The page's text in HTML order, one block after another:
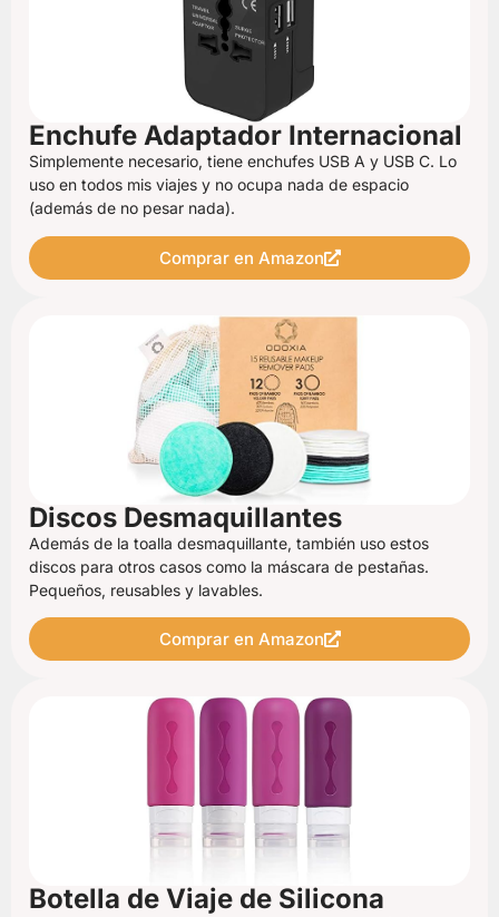
Enchufe Adaptador Internacional
Simplemente necesario, tiene enchufes USB A y USB C. Lo
uso en todos mis viajes y no ocupa nada de espacio
(además de no pesar nada).
Comprar en Amazon
Discos Desmaquillantes
Además de la toalla desmaquillante, también uso estos
discos para otros casos como la máscara de pestañas.
Pequeños, reusables y lavables.
Comprar en Amazon
Botella de Viaje de Silicona